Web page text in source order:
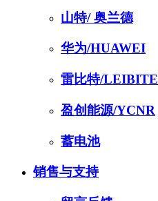
山特/ 奥兰德
华为/HUAWEI
雷比特/LEIBITE
盈创能源/YCNR
蓄电池
销售与支持